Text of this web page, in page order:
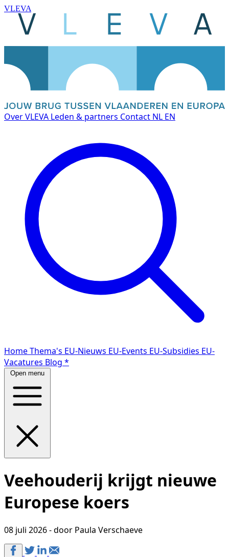
VLEVA
Over VLEVA Leden & partners Contact NL EN
HomeThema's EU-Nieuws EU-Events EU-Subsidies EU-
Vacatures Blog *
Open menu
Veehouderij krijgt nieuwe
Europese koers
08 juli 2026 - door Paula Verschaeve